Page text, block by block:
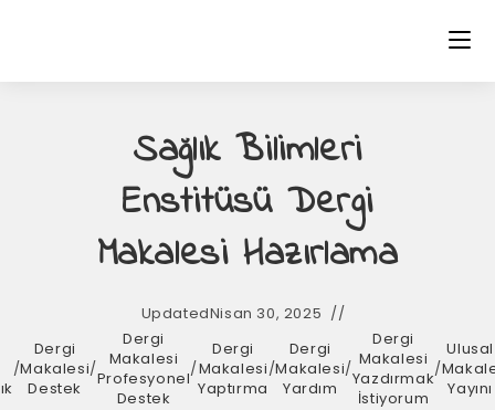
Sağlık Bilimleri
Enstitüsü Dergi
Makalesi Hazırlama
UpdatedNisan 30, 2025
/
Dergi
Makalesi
Destek
/
Dergi
Makalesi
Profesyonel
Destek
/
Dergi
Makalesi
Yaptırma
/
Dergi
Makalesi
Yardım
/
Dergi
Makalesi
Yazdırmak
İstiyorum
/
Ulusal
Yayını